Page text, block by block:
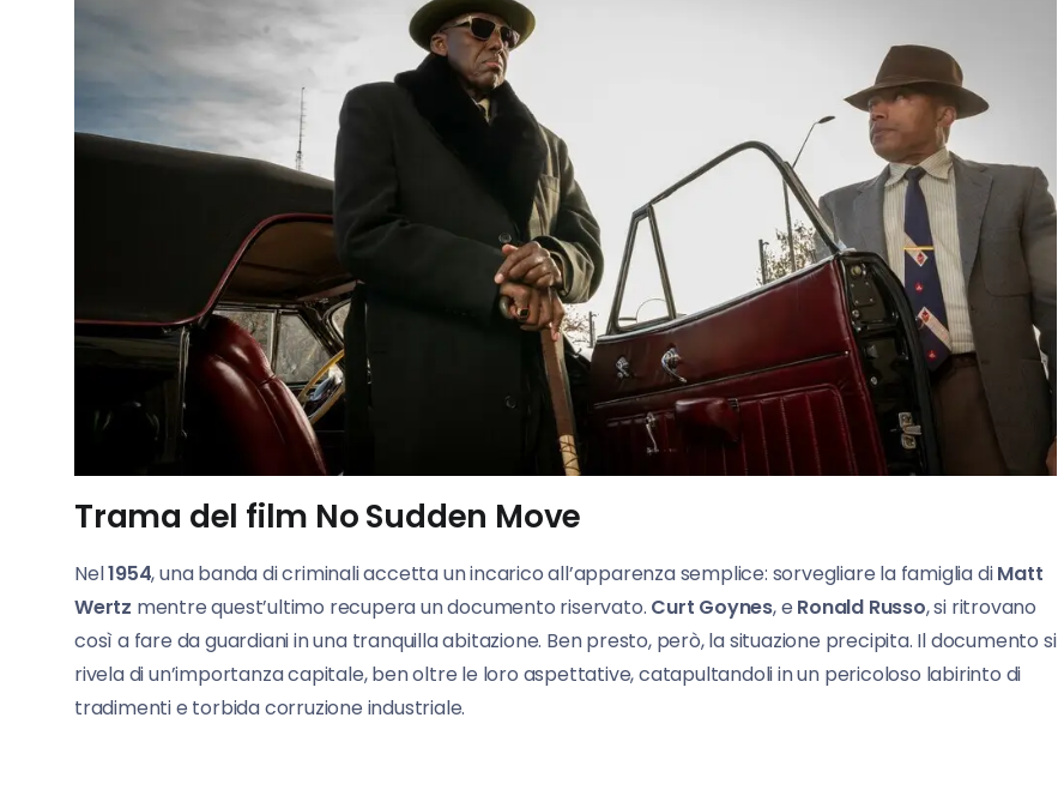
Trama del film No Sudden Move
Nel1954, una banda di criminali accetta un incarico all’apparenza semplice: sorvegliare la famiglia diMatt
Wertz mentre quest’ultimo recupera un documento riservato. Curt Goynes, e Ronald Russo, si ritrovano
così a fare da guardiani in una tranquilla abitazione. Ben presto, però, la situazione precipita. Il documento si
rivela di un’importanza capitale, ben oltre le loro aspettative, catapultandoli in un pericoloso labirinto di
tradimenti e torbida corruzione industriale.